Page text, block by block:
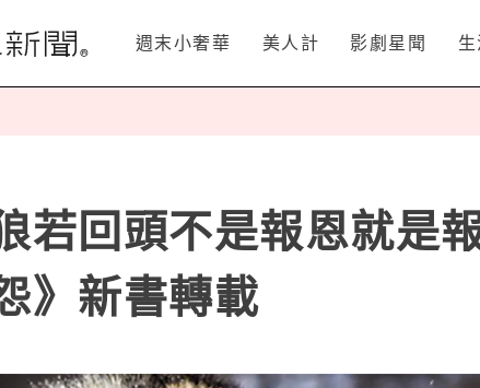
週末小奢華 美人計 影劇星聞
若回頭不是報恩就是
》新書轉載